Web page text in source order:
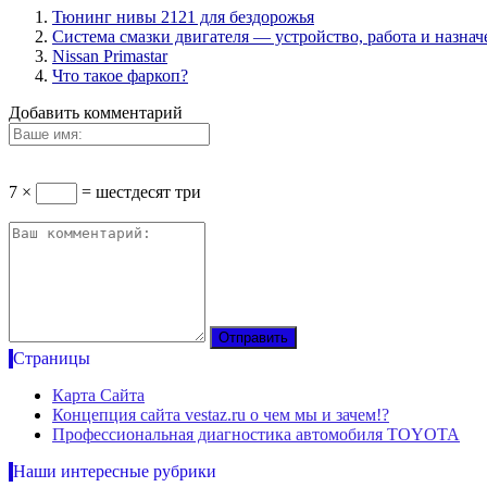
Тюнинг нивы 2121 для бездорожья
Система смазки двигателя — устройство, работа и
Nissan Primastar
Что такое фаркоп?
Добавить комментарий
7 × = шестдесят три
Страницы
Карта Сайта
Концепция сайта vestaz.ru о чем мы и зачем!?
Профессиональная диагностика автомобиля TOYOTA
Наши интересные рубрики